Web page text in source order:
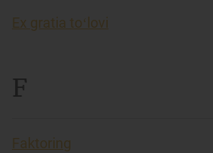
Ex gratia toʻlovi
F
Faktoring